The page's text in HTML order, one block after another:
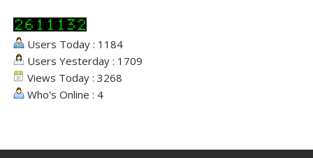
Users Today : 1184
Users Yesterday : 1709
Views Today : 3268
Who's Online : 4